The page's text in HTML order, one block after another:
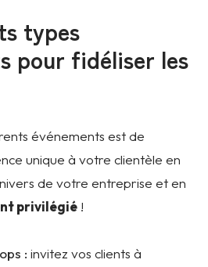
types
pour fidéliser les
événements est de
unique à votre clientèle en
de votre entreprise et en
privilégié !
: invitez vos clients à